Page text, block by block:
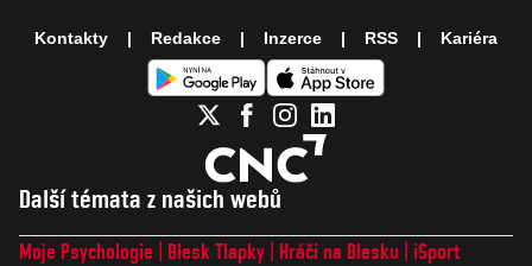
Další témata z našich webů
Moje Psychologie Blesk Tlapky Hráči na Blesku
iSport
Kontakty Redakce Inzerce RSS Kariéra